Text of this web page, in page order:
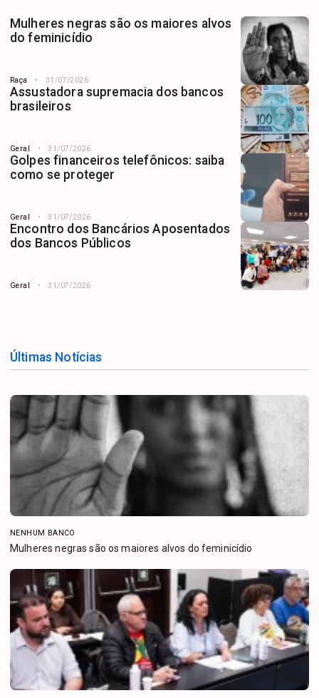
Mulheres negras são os maiores alvos
do feminicídio
Raça 31/07/2026
Assustadora supremacia dos bancos
brasileiros
Geral 31/07/2026
Golpes financeiros telefônicos: saiba
como se proteger
Geral 31/07/2026
Encontro dos Bancários Aposentados
dos Bancos Públicos
Geral 31/07/2026
Últimas Notícias
NENHUM BANCO
Mulheres negras são os maiores alvos do feminicídio